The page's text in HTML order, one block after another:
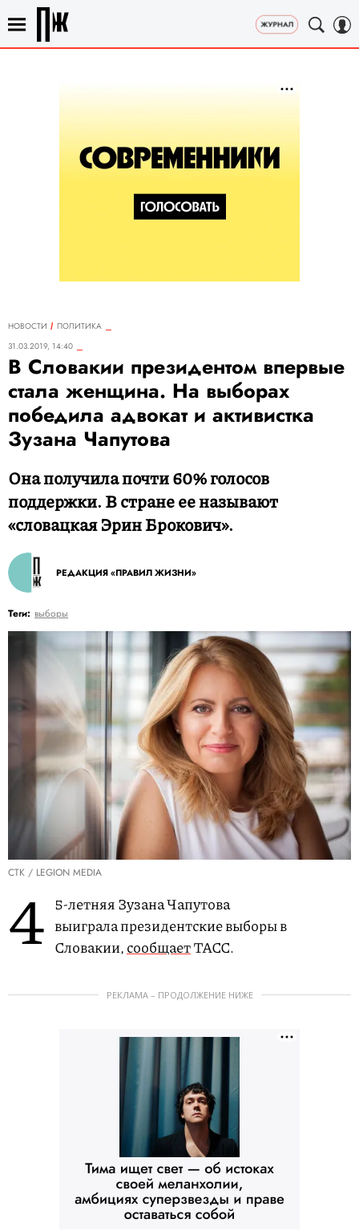
НОВОСТИ
ПОЛИТИКА
31.03.2019, 14:40
В Словакии президентом впервые
стала женщина. На выборах
победила адвокат и активистка
Зузана Чапутова
Она получила почти 60% голосов
поддержки. В стране ее называют
«словацкая Эрин Брокович».
РЕДАКЦИЯ «ПРАВИЛ ЖИЗНИ»
Теги: выборы
CTK / LEGION MEDIA
4 5-летняя Зузана Чапутова
выиграла президентские выборы в
Словакии,сообщаетТАСС.
РЕКЛАМА – ПРОДОЛЖЕНИЕ НИЖЕ